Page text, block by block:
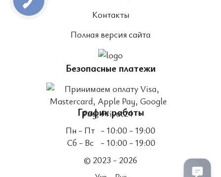
Контакты
Полная версия сайта
Безопасные платежи
График работы
Пн - Пт - 10:00 - 19:00
Сб - Вс
- 10:00 - 19:00
© 2023 - 2026